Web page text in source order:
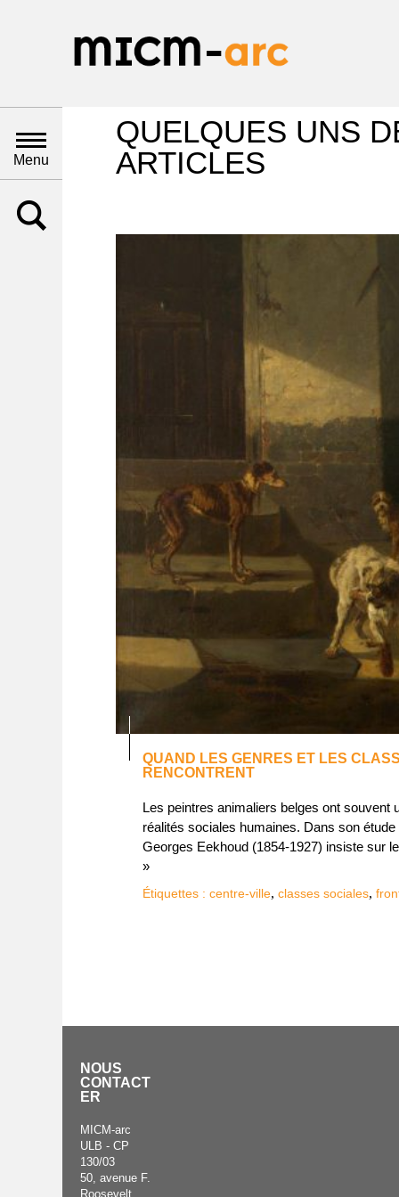
Menu
QUELQUES UNS
ARTICLES
QUAND LES GENRES ET LES
RENCONTRENT
Les peintres animaliers belges ont souvent
réalités sociales humaines. Dans son
Georges Eekhoud (1854-1927) insiste sur
»
Étiquettes : centre-ville, classes sociales,
NOUS
CONTACT
ER
MICM-arc
ULB - CP
130/03
50, avenue F.
Roosevelt